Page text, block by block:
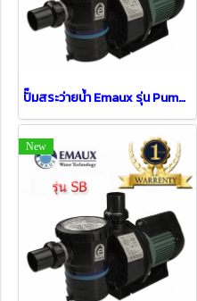
ปั๊มสระว่ายน้ำ Emaux รุ่น Pump SB30 ( 3 HP / 1 PH )
New